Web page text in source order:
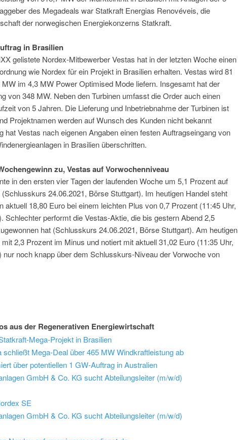
des Megadeals war Statkraft Energias Renovéveis, die
der norwegischen Energiekonzerns Statkraft.
in Brasilien
gelistete Nordex-Mitbewerber Vestas hat in der letzten Woche einen
wie Nordex für ein Projekt in Brasilien erhalten. Vestas wird 81
im 4,3 MW Power Optimised Mode liefern. Insgesamt hat der
von 348 MW. Neben den Turbinen umfasst die Order auch einen
von 5 Jahren. Die Lieferung und Inbetriebnahme der Turbinen ist
Projektnamen werden auf Wunsch des Kunden nicht bekannt
hat Vestas nach eigenen Angaben einen festen Auftragseingang von
in Brasilien überschritten.
zu, Vestas auf Vorwochenniveau
in den ersten vier Tagen der laufenden Woche um 5,1 Prozent auf
24.06.2021, Börse Stuttgart). Im heutigen Handel steht
aktuell 18,80 Euro bei einem leichten Plus von 0,7 Prozent (11:45 Uhr,
Schlechter performt die Vestas-Aktie, die bis gestern Abend 2,5
hat (Schlusskurs 24.06.2021, Börse Stuttgart). Am heutigen
2,3 Prozent im Minus und notiert mit aktuell 31,02 Euro (11:35 Uhr,
nur noch knapp über dem Schlusskurs-Niveau der Vorwoche von
aus der Regenerativen Energiewirtschaft
Mega-Projekt in Brasilien
Mega-Deal über 465 MW Windkraftleistung ab
über potentiellen 1 GW-Auftrag in Australien
GmbH & Co. KG sucht Abteilungsleiter (m/w/d)
SE
GmbH & Co. KG sucht Abteilungsleiter (m/w/d)